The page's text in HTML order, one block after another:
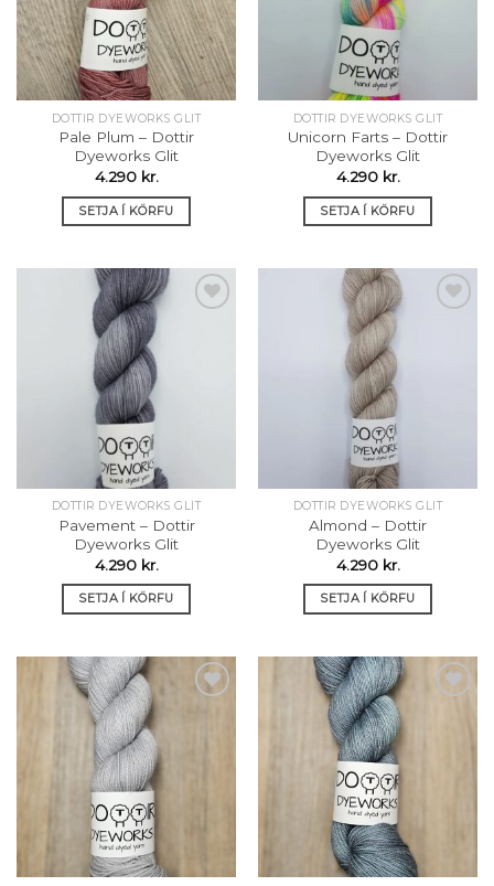
DOTTIR DYEWORKS GLIT
Pale Plum – Dottir
Dyeworks Glit
4.290 kr.
SETJA Í KÖRFU
DOTTIR DYEWORKS GLIT
Unicorn Farts – Dottir
Dyeworks Glit
4.290 kr.
SETJA Í KÖRFU
DOTTIR DYEWORKS GLIT
Pavement – Dottir
Dyeworks Glit
4.290 kr.
SETJA Í KÖRFU
DOTTIR DYEWORKS GLIT
Almond – Dottir
Dyeworks Glit
4.290 kr.
SETJA Í KÖRFU